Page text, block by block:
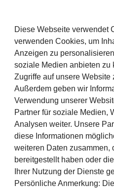
um Pommelsbrunn
Diese Webseite verwendet
verwenden Cookies, um
Anzeigen zu
soziale Medien anbieten zu
Zugriffe auf unsere Website
Außerdem geben wir
Verwendung unserer
Partner für soziale Medien,
Analysen weiter. Unsere
diese Informationen
weiteren Daten zusammen,
bereitgestellt haben oder
Ihrer Nutzung der Dienste
Persönliche Anmerkung: